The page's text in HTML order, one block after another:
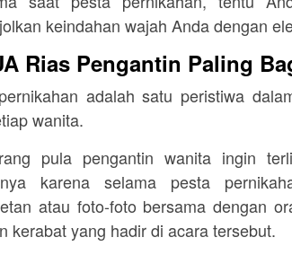
keindahan wajah Anda dengan
Rias Pengantin Paling
adalah satu peristiwa
wanita.
pula pengantin wanita ingin
karena selama pesta
atau foto-foto bersama dengan
kerabat yang hadir di acara tersebut.